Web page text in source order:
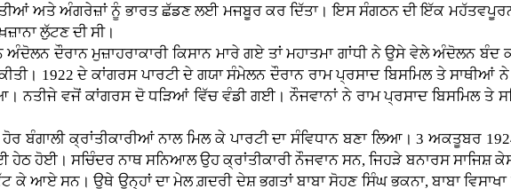
ਅਤੇ ਅੰਗਰੇਜ਼ਾਂ ਨੂੰ ਭਾਰਤ ਛੱਡਣ ਲਈ ਮਜਬੂਰ ਕਰ ਦਿੱਤਾ। ਇਸ ਸੰਗਠਨ ਦੀ ਇੱਕ
ਲੁੱਟਣ ਦੀ ਸੀ।
ਦੌਰਾਨ ਮੁਜ਼ਾਹਰਾਕਾਰੀ ਕਿਸਾਨ ਮਾਰੇ ਗਏ ਤਾਂ ਮਹਾਤਮਾ ਗਾਂਧੀ ਨੇ ਉਸੇ ਵੇਲੇ ਅੰਦੋਲਨ ਬੰਦ
1922 ਦੇ ਕਾਂਗਰਸ ਪਾਰਟੀ ਦੇ ਗਯਾ ਸੰਮੇਲਨ ਦੌਰਾਨ ਰਾਮ ਪ੍ਰਸਾਦ ਬਿਸਮਿਲ ਤੇ ਸਾਥੀਆਂ
ਨਤੀਜੇ ਵਜੋਂ ਕਾਂਗਰਸ ਦੋ ਧੜਿਆਂ ਵਿੱਚ ਵੰਡੀ ਗਈ। ਨੌਜਵਾਨਾਂ ਨੇ ਰਾਮ ਪ੍ਰਸਾਦ ਬਿਸਮਿਲ ਤੇ
ਬੰਗਾਲੀ ਕ੍ਰਾਂਤੀਕਾਰੀਆਂ ਨਾਲ ਮਿਲ ਕੇ ਪਾਰਟੀ ਦਾ ਸੰਵਿਧਾਨ ਬਣਾ ਲਿਆ। 3 ਅਕਤੂਬਰ
ਹੋਈ। ਸਚਿੰਦਰ ਨਾਥ ਸਨਿਆਲ ਉਹ ਕ੍ਰਾਂਤੀਕਾਰੀ ਨੌਜਵਾਨ ਸਨ, ਜਿਹੜੇ ਬਨਾਰਸ ਸਾਜਿਸ਼
ਕੇ ਆਏ ਸਨ। ਉਥੇ ਉਨ੍ਹਾਂ ਦਾ ਮੇਲ ਗ਼ਦਰੀ ਦੇਸ਼ ਭਗਤਾਂ ਬਾਬਾ ਸੋਹਣ ਸਿੰਘ ਭਕਨਾ, ਬਾਬਾ